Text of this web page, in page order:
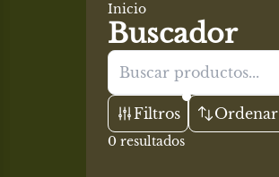
Inicio
Buscador
Filtros Ordenar
0 resultados